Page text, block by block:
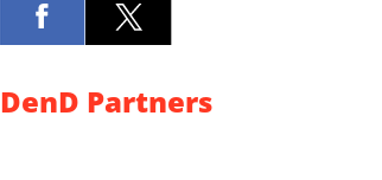
DenD Partners